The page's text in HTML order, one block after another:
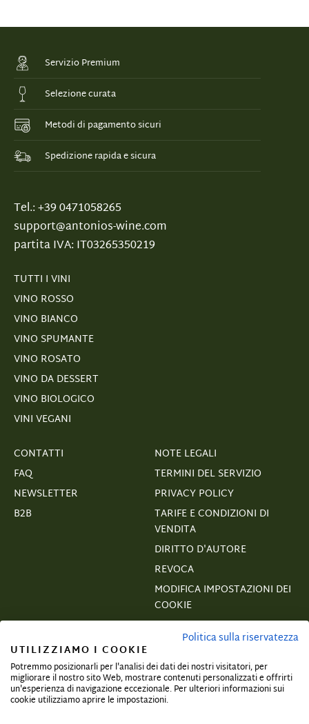
Servizio Premium
Selezione curata
Metodi di pagamento sicuri
Spedizione rapida e sicura
Tel.: +39 0471058265
support@antonios-wine.com
partita IVA: IT03265350219
TUTTI I VINI
VINO ROSSO
VINO BIANCO
VINO SPUMANTE
VINO ROSATO
VINO DA DESSERT
VINO BIOLOGICO
VINI VEGANI
CONTATTI
FAQ
NEWSLETTER
B2B
NOTE LEGALI
TERMINI DEL SERVIZIO
PRIVACY POLICY
TARIFE E CONDIZIONI DI
VENDITA
DIRITTO D'AUTORE
REVOCA
MODIFICA IMPOSTAZIONI DEI
COOKIE
VERTRAGSWIDERRUF
Iscriviti e assicurati offerte esclusive!
Politica sulla riservatezza
UTILIZZIAMO I COOKIE
Potremmo posizionarli per l'analisi dei dati dei nostri visitatori, per
migliorare il nostro sito Web, mostrare contenuti personalizzati e offrirti
un'esperienza di navigazione eccezionale. Per ulteriori informazioni sui
cookie utilizziamo aprire le impostazioni.